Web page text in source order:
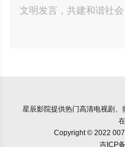
星辰影院提供热门高清电视剧、
Copyright © 2022
吉ICP